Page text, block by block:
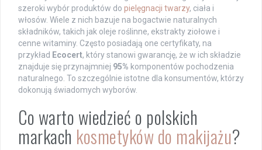
szeroki wybór produktów do pielęgnacji twarzy, ciała i
włosów. Wiele z nich bazuje na bogactwie naturalnych
składników, takich jak oleje roślinne, ekstrakty ziołowe i
cenne witaminy. Często posiadają one certyfikaty, na
przykład Ecocert, który stanowi gwarancję, że w ich składzie
znajduje się przynajmniej 95% komponentów pochodzenia
naturalnego. To szczególnie istotne dla konsumentów, którzy
dokonują świadomych wyborów.
Co warto wiedzieć o polskich
markach kosmetyków do makijażu?